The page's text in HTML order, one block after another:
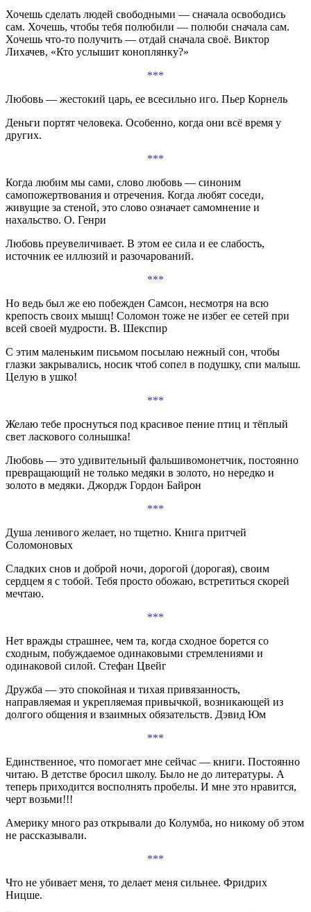
Хочешь сделать людей свободными — сначала освободись
сам. Хочешь, чтобы тебя полюбили — полюби сначала сам.
Хочешь что-то получить — отдай сначала своё. Виктор
Лихачев, «Кто услышит коноплянку?»
***
Любовь — жестокий царь, ее всесильно иго. Пьер Корнель
Деньги портят человека. Особенно, когда они всё время у
других.
***
Когда любим мы сами, слово любовь — синоним
самопожертвования и отречения. Когда любят соседи,
живущие за стеной, это слово означает самомнение и
нахальство. О. Генри
Любовь преувеличивает. В этом ее сила и ее слабость,
источник ее иллюзий и разочарований.
***
Но ведь был же ею побежден Самсон, несмотря на всю
крепость своих мышц! Соломон тоже не избег ее сетей при
всей своей мудрости. В. Шекспир
С этим маленьким письмом посылаю нежный сон, чтобы
глазки закрывались, носик чтоб сопел в подушку, спи малыш.
Целую в ушко!
***
Желаю тебе проснуться под красивое пение птиц и тёплый
свет ласкового солнышка!
Любовь — это удивительный фальшивомонетчик, постоянно
превращающий не только медяки в золото, но нередко и
золото в медяки. Джордж Гордон Байрон
***
Душа ленивого желает, но тщетно. Книга притчей
Соломоновых
Сладких снов и доброй ночи, дорогой (дорогая), своим
сердцем я с тобой. Тебя просто обожаю, встретиться скорей
мечтаю.
***
Нет вражды страшнее, чем та, когда сходное борется со
сходным, побуждаемое одинаковыми стремлениями и
одинаковой силой. Стефан Цвейг
Дружба — это спокойная и тихая привязанность,
направляемая и укрепляемая привычкой, возникающей из
долгого общения и взаимных обязательств. Дэвид Юм
***
Единственное, что помогает мне сейчас — книги. Постоянно
читаю. В детстве бросил школу. Было не до литературы. А
теперь приходится восполнять пробелы. И мне это нравится,
черт возьми!!!
Америку много раз открывали до Колумба, но никому об этом
не рассказывали.
***
Что не убивает меня, то делает меня сильнее. Фридрих
Ницше.